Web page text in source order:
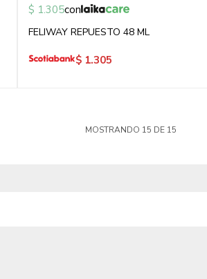
$ 1.305con
FELIWAY REPUESTO 48 ML
$ 1.305
MOSTRANDO 15 DE 15